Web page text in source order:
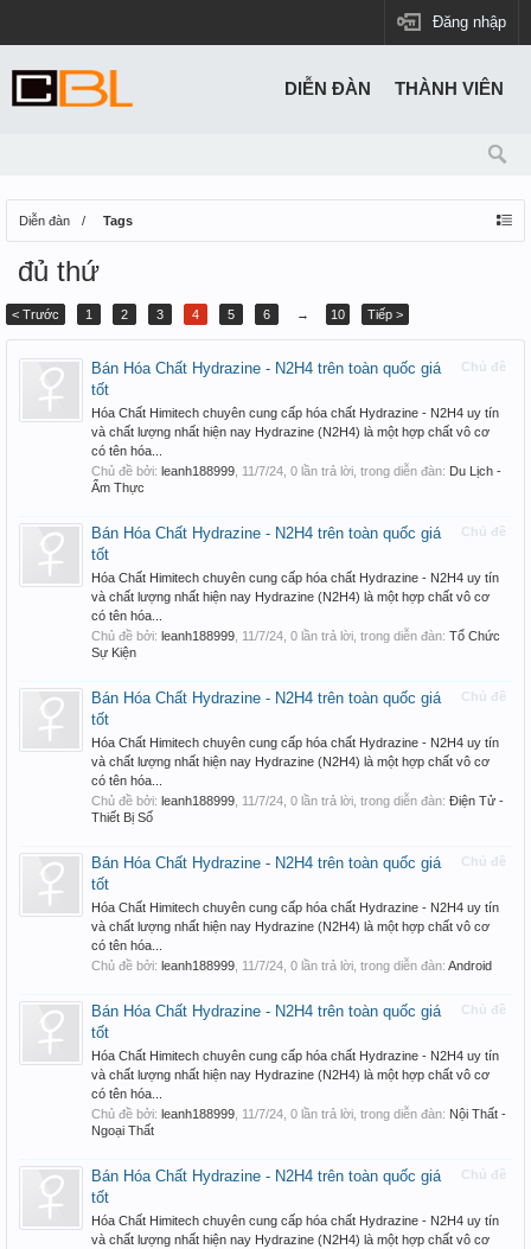
Đăng nhập
Diễn đàn Tags
đủ thứ
< Trước 1 2 3 4 5 6 → 10 Tiếp >
Chủ đề
Bán Hóa Chất Hydrazine - N2H4 trên toàn quốc giá
tốt
Hóa Chất Himitech chuyên cung cấp hóa chất Hydrazine - N2H4 uy tín
và chất lượng nhất hiện nay Hydrazine (N2H4) là một hợp chất vô cơ
có tên hóa...
Chủ đề bởi: leanh188999 11/7/24 , 0 lần trả lời, trong diễn đàn: Du Lịch -
Ẩm Thực
Chủ đề
Bán Hóa Chất Hydrazine - N2H4 trên toàn quốc giá
tốt
Hóa Chất Himitech chuyên cung cấp hóa chất Hydrazine - N2H4 uy tín
và chất lượng nhất hiện nay Hydrazine (N2H4) là một hợp chất vô cơ
có tên hóa...
Chủ đề bởi: leanh188999 11/7/24 , 0 lần trả lời, trong diễn đàn: Tổ Chức
Sự Kiện
Chủ đề
Bán Hóa Chất Hydrazine - N2H4 trên toàn quốc giá
tốt
Hóa Chất Himitech chuyên cung cấp hóa chất Hydrazine - N2H4 uy tín
và chất lượng nhất hiện nay Hydrazine (N2H4) là một hợp chất vô cơ
có tên hóa...
Chủ đề bởi: leanh188999 11/7/24 , 0 lần trả lời, trong diễn đàn: Điện Tử -
Thiết Bị Số
Chủ đề
Bán Hóa Chất Hydrazine - N2H4 trên toàn quốc giá
tốt
Hóa Chất Himitech chuyên cung cấp hóa chất Hydrazine - N2H4 uy tín
và chất lượng nhất hiện nay Hydrazine (N2H4) là một hợp chất vô cơ
có tên hóa...
Chủ đề bởi: leanh188999 11/7/24 , 0 lần trả lời, trong diễn đàn: Android
Chủ đề
Bán Hóa Chất Hydrazine - N2H4 trên toàn quốc giá
tốt
Hóa Chất Himitech chuyên cung cấp hóa chất Hydrazine - N2H4 uy tín
và chất lượng nhất hiện nay Hydrazine (N2H4) là một hợp chất vô cơ
có tên hóa...
Chủ đề bởi: leanh188999 11/7/24 , 0 lần trả lời, trong diễn đàn: Nội Thất -
Ngoại Thất
Chủ đề
Bán Hóa Chất Hydrazine - N2H4 trên toàn quốc giá
tốt
Hóa Chất Himitech chuyên cung cấp hóa chất Hydrazine - N2H4 uy tín
và chất lượng nhất hiện nay Hydrazine (N2H4) là một hợp chất vô cơ
DIỄN ĐÀN THÀNH VIÊN